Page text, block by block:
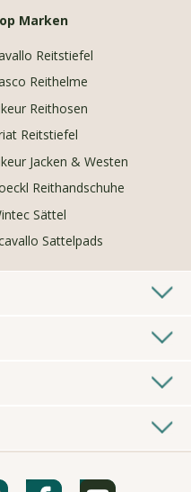
Marken
Reitstiefel
Reithelme
Reithosen
Reitstiefel
Jacken & Westen
Reithandschuhe
Sättel
Sattelpads